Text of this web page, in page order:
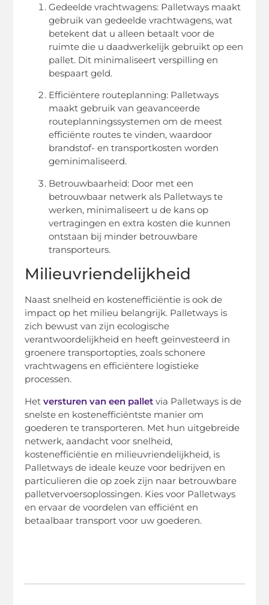
Gedeelde vrachtwagens: Palletways maakt
gebruik van gedeelde vrachtwagens, wat
betekent dat u alleen betaalt voor de
ruimte die u daadwerkelijk gebruikt op een
pallet. Dit minimaliseert verspilling en
bespaart geld.
Efficiëntere routeplanning: Palletways
maakt gebruik van geavanceerde
routeplanningssystemen om de meest
efficiënte routes te vinden, waardoor
brandstof- en transportkosten worden
geminimaliseerd.
Betrouwbaarheid: Door met een
betrouwbaar netwerk als Palletways te
werken, minimaliseert u de kans op
vertragingen en extra kosten die kunnen
ontstaan bij minder betrouwbare
transporteurs.
Milieuvriendelijkheid
Naast snelheid en kostenefficiëntie is ook de
impact op het milieu belangrijk. Palletways is
zich bewust van zijn ecologische
verantwoordelijkheid en heeft geïnvesteerd in
groenere transportopties, zoals schonere
vrachtwagens en efficiëntere logistieke
processen.
Hetversturen van een pallet via Palletways is de
snelste en kostenefficiëntste manier om
goederen te transporteren. Met hun uitgebreide
netwerk, aandacht voor snelheid,
kostenefficiëntie en milieuvriendelijkheid, is
Palletways de ideale keuze voor bedrijven en
particulieren die op zoek zijn naar betrouwbare
palletvervoersoplossingen. Kies voor Palletways
en ervaar de voordelen van efficiënt en
betaalbaar transport voor uw goederen.